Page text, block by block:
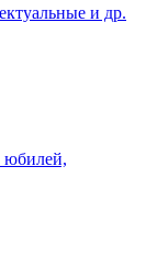
и др.
юбилей,